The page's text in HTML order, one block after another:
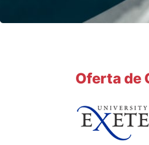
Oferta de